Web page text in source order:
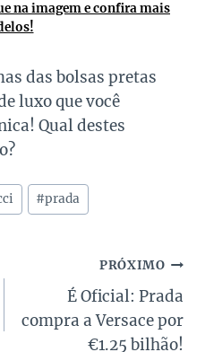
na imagem e confira mais
das bolsas pretas
luxo que você
Qual destes
#prada
PRÓXIMO
É Oficial: Prada
compra a Versace por
€1.25 bilhão!